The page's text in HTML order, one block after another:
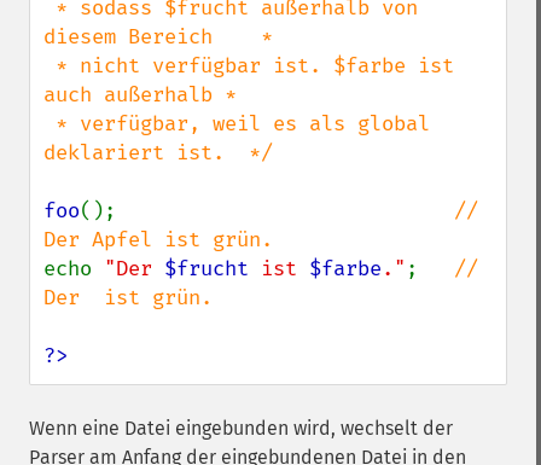
diesem Bereich    *
auch außerhalb *
deklariert ist.  */
foo(); //
echo "Der $frucht ist $farbe." ; //
Der  ist grün.
?>
Wenn eine Datei eingebunden wird, wechselt der
Parser am Anfang der eingebundenen Datei in den